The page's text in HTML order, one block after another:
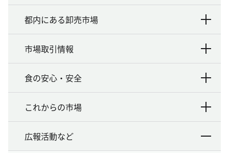
都内にある卸売市場
市場取引情報
食の安心・安全
これからの市場
広報活動など